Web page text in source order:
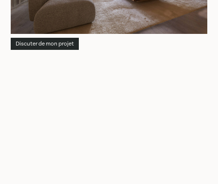
Discuter de mon projet